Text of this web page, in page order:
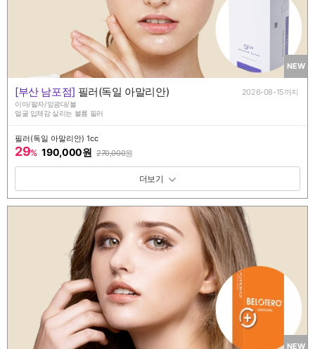
NEW
[부산 남포점] 필러(독일 아말리안) 2026-08-15까지
이마/팔자/앞광대/볼
얼굴 입체감 살리는 볼륨 필러
필러(독일 아말리안) 1cc
29% 190,000원 270,000원
패키지 보기 토글
NEW